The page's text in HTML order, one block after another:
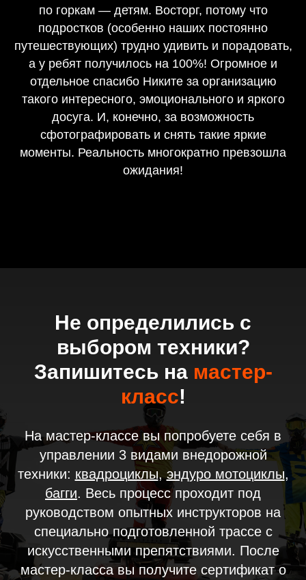
по горкам — детям. Восторг, потому что
подростков (особенно наших постоянно
путешествующих) трудно удивить и порадовать,
а у ребят получилось на 100%! Огромное и
отдельное спасибо Никите за организацию
такого интересного, эмоционального и яркого
досуга. И, конечно, за возможность
сфотографировать и снять такие яркие
моменты. Реальность многократно превзошла
ожидания!
Не определились с
выбором техники?
Запишитесь на мастер-
класс!
На мастер-классе вы попробуете себя в
управлении 3 видами внедорожной
техники: квадроциклы, эндуро мотоциклы,
багги. Весь процесс проходит под
руководством опытных инструкторов на
специально подготовленной трассе с
искусственными препятствиями. После
мастер-класса вы получите сертификат о